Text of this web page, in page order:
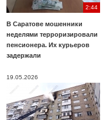
2:44
В Саратове мошенники
неделями терроризировали
пенсионера. Их курьеров
задержали
19.05.2026